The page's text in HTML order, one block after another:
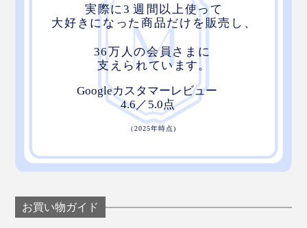
お買い物ガイド